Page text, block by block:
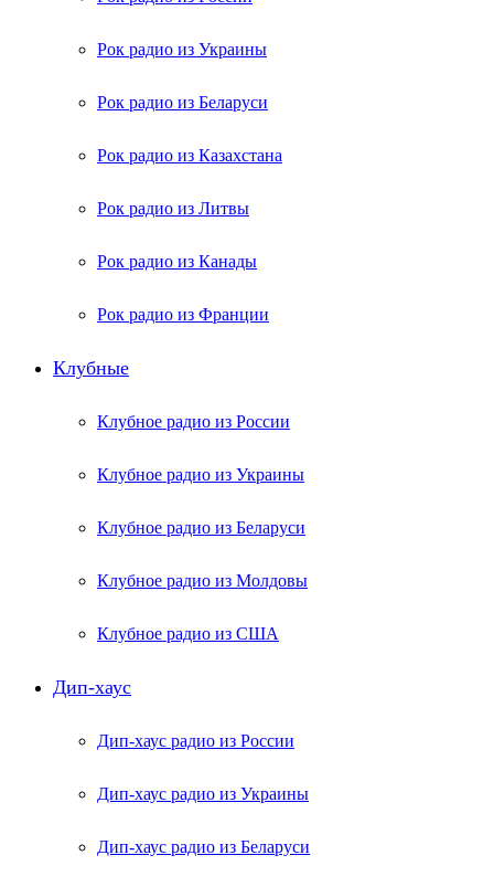
Рок радио из Украины
Рок радио из Беларуси
Рок радио из Казахстана
Рок радио из Литвы
Рок радио из Канады
Рок радио из Франции
Клубные
Клубное радио из России
Клубное радио из Украины
Клубное радио из Беларуси
Клубное радио из Молдовы
Клубное радио из США
Дип-хаус
Дип-хаус радио из России
Дип-хаус радио из Украины
Дип-хаус радио из Беларуси